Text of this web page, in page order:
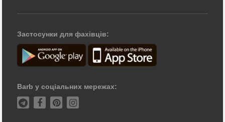
Застосунки для фахівців:
Barb у соціальних мережах: